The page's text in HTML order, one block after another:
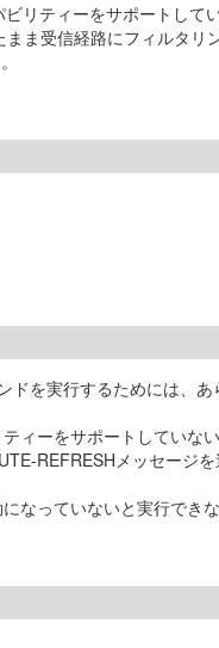
リティーをサポートし
ま受信経路にフィルタ
ドを実行するためには、
ィーをサポートしてい
REFRESHメッセージ
なっていないと実行でき